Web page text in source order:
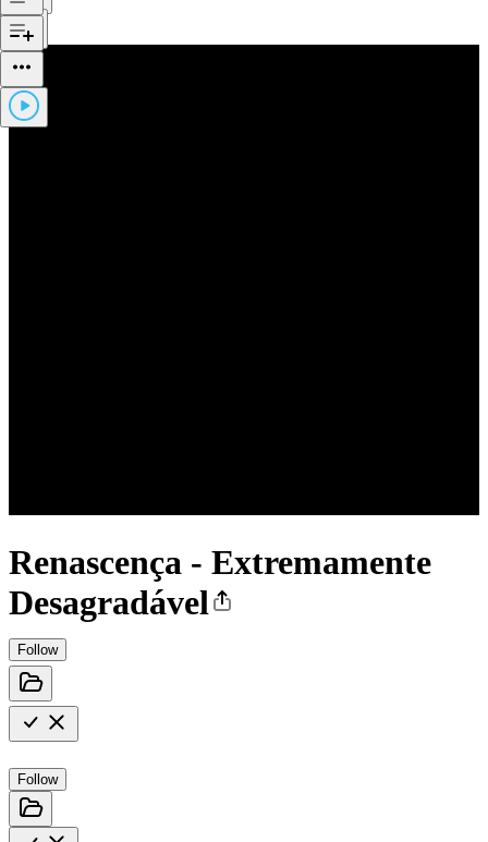
Renascença - Extremamente
Desagradável
Follow
Follow